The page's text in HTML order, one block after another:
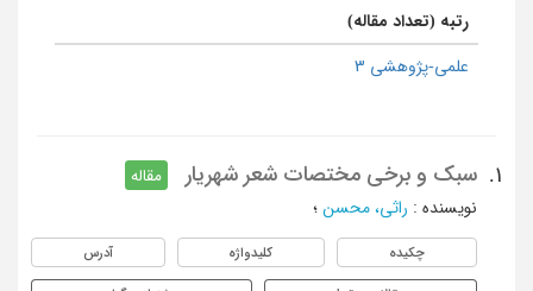
رتبه (تعداد مقاله)
علمی-پژوهشی 3
1. سبک و برخی مختصات شعر شهریار
مقاله
نویسنده : راثی، محسن ؛
چکیده کلیدواژه آدرس